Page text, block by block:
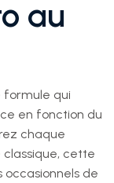
au
formule qui
en fonction du
chaque
cette
occasionnels de